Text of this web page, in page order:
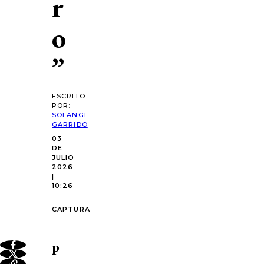
o
”
ESCRITO
POR:
SOLANGE
GARRIDO
03
DE
JULIO
2026
|
10:26
CAPTURA
P